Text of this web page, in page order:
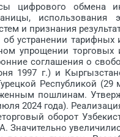
цифрового обмена
использования
и признания
устранении тарифных
упрощении торговых
соглашения о
1997 г.) и
Республикой
пошлинам.
2024 года).
оборот
Значительно